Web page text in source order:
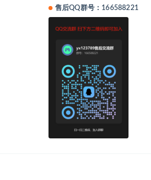
售后QQ群号：166588221